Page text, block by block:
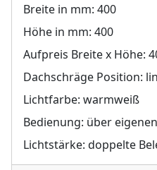
Breite in mm: 400
Höhe in mm: 400
Aufpreis Breite x Höhe:
Dachschräge Position:
Lichtfarbe: warmweiß
Bedienung: über
Lichtstärke: doppelte